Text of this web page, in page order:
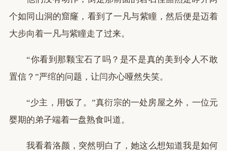
个如同山洞的窟窿，看到了一凡与紫瞳，然后便是迈着
大步向着一凡与紫瞳走了过来。
“你看到那颗宝石了吗？是不是真的美到令人不敢
置信？”严绾的问题，让闫亦心哑然失笑。
“少主，用饭了。”真衍宗的一处房屋之外，一位元
婴期的弟子端着一盘熟食叫道。
我看着洛颜，突然明白了，她这么想知道我是如何